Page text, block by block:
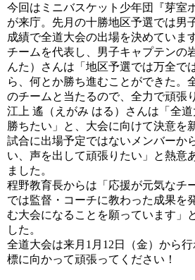
今回はミニバスケット少年団『芽室
が来庁。先月の十勝地区予選では男
成績で全道大会の出場を決めています
チームを代表し、男子キャプテンの
んた）さんは「地区予選では万全で
ら、何とか勝ち進むことができた。
のチームと当たるので、全力で頑張
江上 遙（えがみ はる）さんは「全道
勝ちたい」と、大会に向けて決意を
試合に出場予定ではないメンバーか
い、声を出して頑張りたい」と熱意
ました。
程野教育長からは「応援が元気なチ
では監督・コーチに教わった成果を
む大会になることを願っています」
した。
全道大会は来月1月12日（金）から
標に向かって頑張ってください！